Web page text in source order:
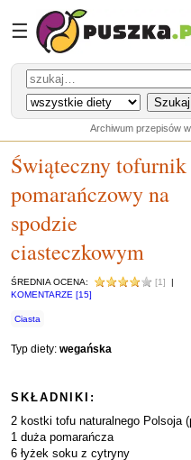
☰
Archiwum przepisów
Świąteczny tofurnik
pomarańczowy na
spodzie
ciasteczkowym
ŚREDNIA OCENA: [1]
|
KOMENTARZE [15]
Ciasta
Typ diety: wegańska
SKŁADNIKI:
2 kostki tofu naturalnego Polsoja
1 duża pomarańcza
6 łyżek soku z cytryny